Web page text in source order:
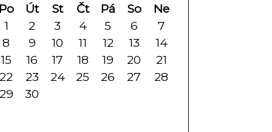
Po
Út St Čt Pá So
Ne
1
2 3 4 5 6
7
8
9 10 11 12 13
14
15
16 17 18 19 20
21
22
23 24 25 26 27
28
29
30